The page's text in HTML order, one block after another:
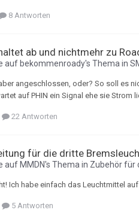
8 Antworten
ab und nichtmehr zu
auf bekommenroady's Thema in
angeschlossen, oder? So soll es
auf PHIN ein Signal ehe sie Strom
22 Antworten
für die dritte
auf MMDN's Thema in Zubehör für
Ich habe einfach das Leuchtmittel
5 Antworten